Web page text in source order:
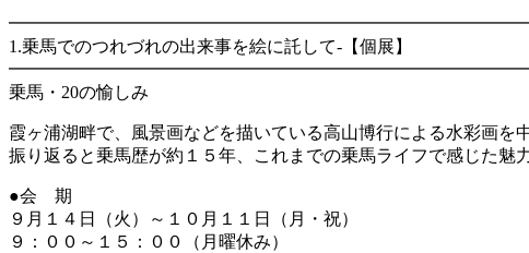
1.乗馬でのつれづれの出来事を絵に託して-【個展】
乗馬・20の愉しみ
霞ヶ浦湖畔で、風景画などを描いている高山博行による水彩画を
振り返ると乗馬歴が約１５年、これまでの乗馬ライフで感じた魅
●会 期
９月１４日（火）～１０月１１日（月・祝）
９：００～１５：００（月曜休み）